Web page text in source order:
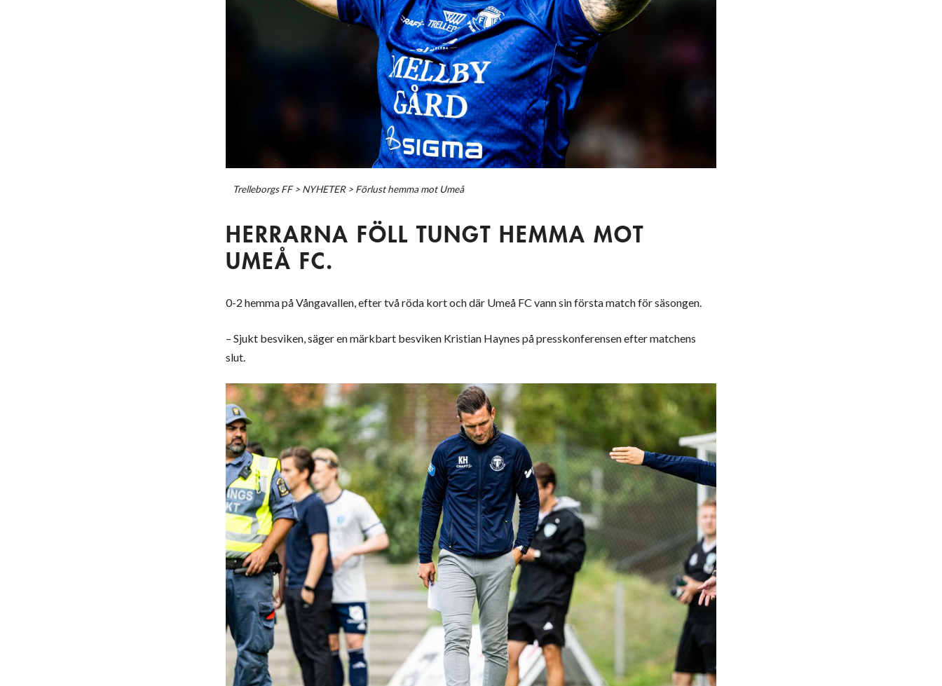
Trelleborgs FF> NYHETER> Förlust hemma mot Umeå
HERRARNA FÖLL TUNGT HEMMA MOT
UMEÅ FC.
0-2 hemma på Vångavallen, efter två röda kort och där Umeå FC vann sin första match för säsongen.
– Sjukt besviken, säger en märkbart besviken Kristian Haynes på presskonferensen efter matchens
slut.